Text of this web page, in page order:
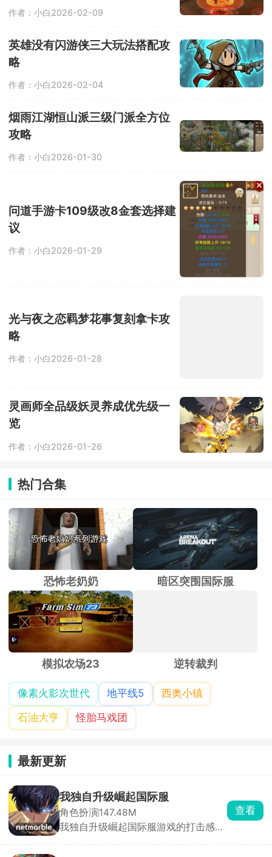
作者：小白2026-02-09
英雄没有闪游侠三大玩法搭配攻
略
作者：小白2026-02-04
烟雨江湖恒山派三级门派全方位
攻略
作者：小白2026-01-30
问道手游卡109级改8金套选择建
议
作者：小白2026-01-29
光与夜之恋羁梦花事复刻拿卡攻
灵画师全品级妖灵养成优先级一
览
作者：小白 2026-01-26
热门合集
恐怖老奶奶
模拟农场23
像素火影次世代
石油大亨
最新更新